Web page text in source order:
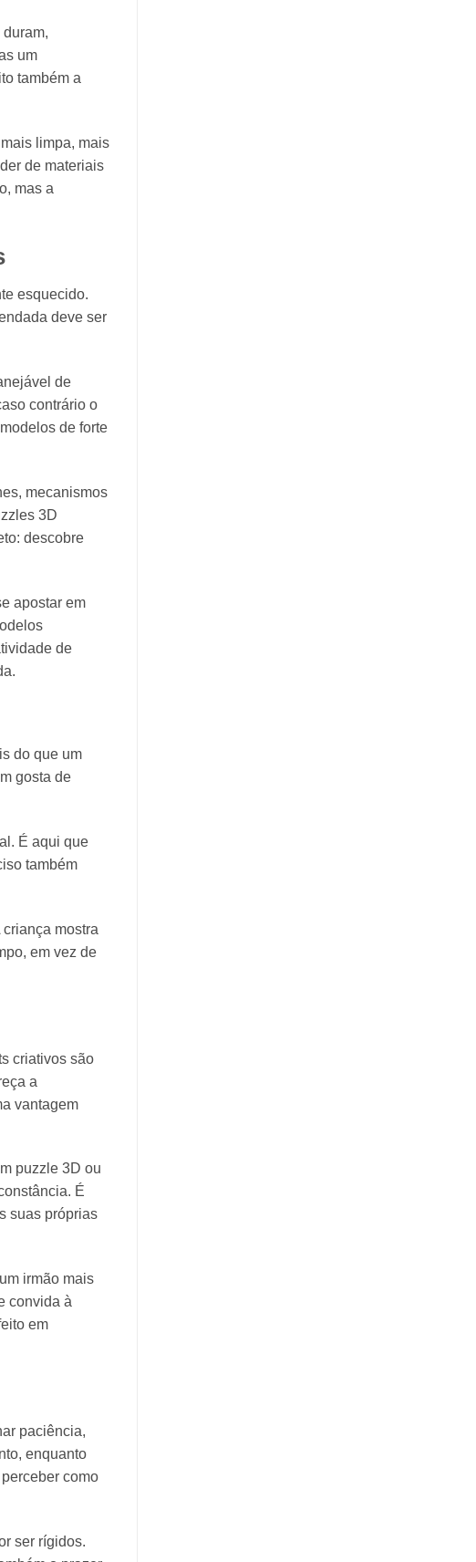
um
também a
limpa, mais
de materiais
mas a
esquecido.
deve ser
de
contrário o
de forte
mecanismos
3D
descobre
apostar em
de
do que um
gosta de
É aqui que
também
mostra
em vez de
criativos são
a
vantagem
puzzle 3D ou
É
suas próprias
irmão mais
convida à
em
paciência,
enquanto
como
ser rígidos.